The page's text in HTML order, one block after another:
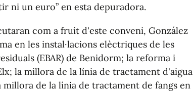
ni un euro” en esta depuradora.
com a fruit d'este conveni, González
en les instal·lacions elèctriques de les
(EBAR) de Benidorm; la reforma i
la millora de la línia de tractament d'aigua
millora de la línia de tractament de fangs en